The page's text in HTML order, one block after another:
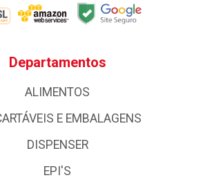
Departamentos
ALIMENTOS
E EMBALAGENS
DISPENSER
EPI'S